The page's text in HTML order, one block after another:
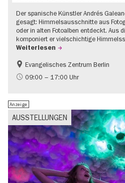
Der spanische Künstler Andrés
gesagt: Himmelsausschnitte aus
oder in alten Fotoalben entdeckt. Aus
komponiert er vielschichtige
Weiterlesen
Gratis
Evangelisches Zentrum Berlin
09:00 – 17:00 Uhr
AUSSTELLUNGEN
Anzeige